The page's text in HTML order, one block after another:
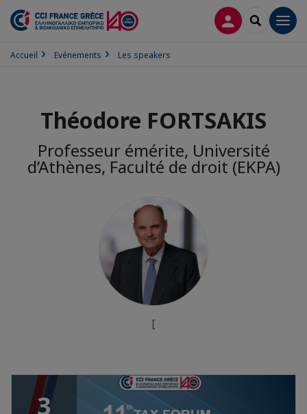
CONNEXION
Accueil Evénements Les speakers
Théodore FORTSAKIS
Professeur émérite, Université
d’Athènes, Faculté de droit (EKPA)
[
3